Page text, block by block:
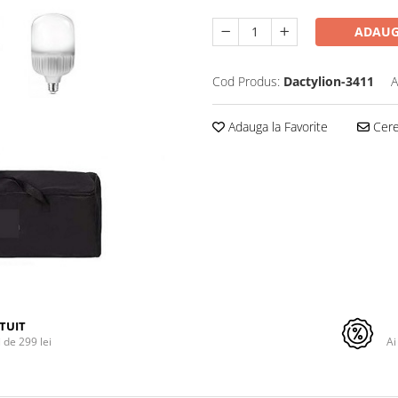
Cod Produs: Dactylion-3411
Adauga la Favorite
299 lei